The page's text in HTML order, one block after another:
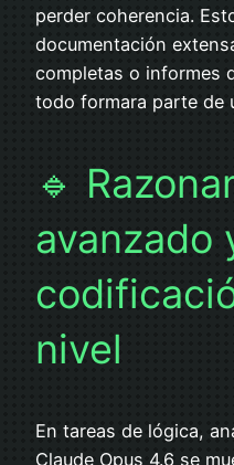
perder coherencia.
documentación
completas o informes
todo formara parte de
🔹
avanzado
nivel
En tareas de lógica,
Claude Opus 4.6 se